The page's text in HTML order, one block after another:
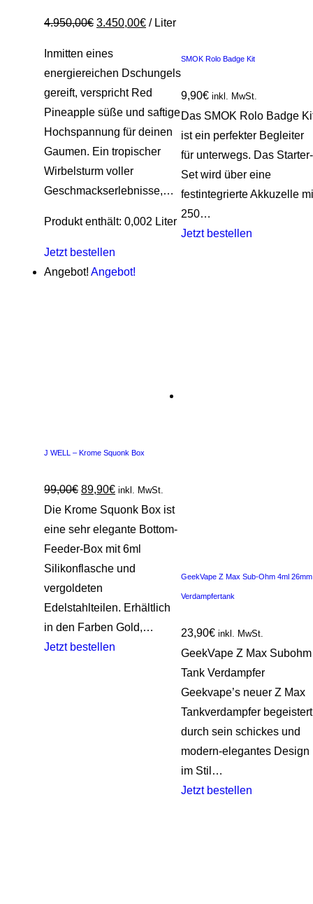
4.950,00€ 3.450,00€ / Liter
Inmitten eines
energiereichen Dschungels
gereift, verspricht Red
Pineapple süße und saftige
Hochspannung für deinen
Gaumen. Ein tropischer
Wirbelsturm voller
Geschmackserlebnisse,…
Produkt enthält: 0,002 Liter
Jetzt bestellen
SMOK Rolo Badge Kit
9,90€ inkl. MwSt.
Das SMOK Rolo Badge
ist ein perfekter Begleiter
für unterwegs. Das Starter-
Set wird über eine
festintegrierte Akkuzelle
250…
Jetzt bestellen
Angebot! Angebot!
J WELL – Krome Squonk Box
99,00€ 89,90€ inkl. MwSt.
Die Krome Squonk Box ist
eine sehr elegante Bottom-
Feeder-Box mit 6ml
Silikonflasche und
vergoldeten
Edelstahlteilen. Erhältlich
in den Farben Gold,…
Jetzt bestellen
GeekVape Z Max Sub-Ohm 4ml 26mm
Verdampfertank
23,90€ inkl. MwSt.
GeekVape Z Max Subohm
Tank Verdampfer
Geekvape’s neuer Z Max
Tankverdampfer begeistert
durch sein schickes und
modern-elegantes Design
im Stil…
Jetzt bestellen